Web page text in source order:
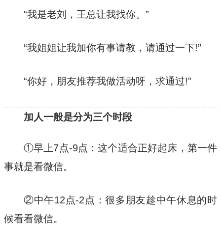
“我是老刘，王总让我找你。”
“我姐姐让我加你有事请教，请通过一下!”
“你好，朋友推荐我做活动呀，求通过!”
加人一般是分为三个时段
①早上7点-9点：这个适合正好起床，第一件
事就是看微信。
②中午12点-2点：很多朋友趁中午休息的时
候看看微信。